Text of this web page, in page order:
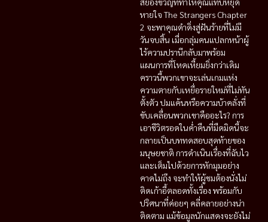
หายใจ The Strangers Chapter
2 จะพาคุณดำดิ่งสู่ฝันร้ายที่ไม่มี
วันจบสิ้น เมื่อกลุ่มคนแปลกหน้าผู้
ไร้ความปรานีกลับมาพร้อม
แผนการที่โหดเหี้ยมยิ่งกว่าเดิม
คราวนี้พวกเขาจะเล่นเกมแห่ง
ความตายกับเหยื่อรายใหม่ที่ไม่ทัน
ตั้งตัว ปมแค้นหรือความบ้าคลั่งที่
ขับเคลื่อนพวกเขาคืออะไร? การ
เอาชีวิตรอดในค่ำคืนที่มืดมิดนี้จะ
กลายเป็นบททดสอบสุดท้ายของ
มนุษยชาติ การดำเนินเรื่องที่ฉับไว
และเต็มไปด้วยการหักมุมอย่าง
คาดไม่ถึง จะทำให้ผู้ชมต้องนั่งไม่
ติดเก้าอี้ตลอดทั้งเรื่อง พร้อมกับ
ปริศนาที่ค่อยๆ คลี่คลายอย่างน่า
ติดตาม แม้ข้อมูลนักแสดงจะยังไม่